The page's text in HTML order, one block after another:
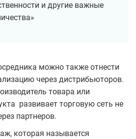
и другие важные
можно также отнести
через дистрибьюторов.
товара или
развивает торговую сеть не
партнеров.
которая называется